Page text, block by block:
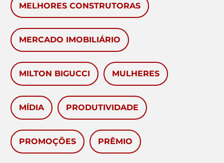
MELHORES CONSTRUTORAS
MERCADO IMOBILIÁRIO
MILTON BIGUCCI MULHERES
MÍDIA PRODUTIVIDADE
PROMOÇÕES PRÊMIO